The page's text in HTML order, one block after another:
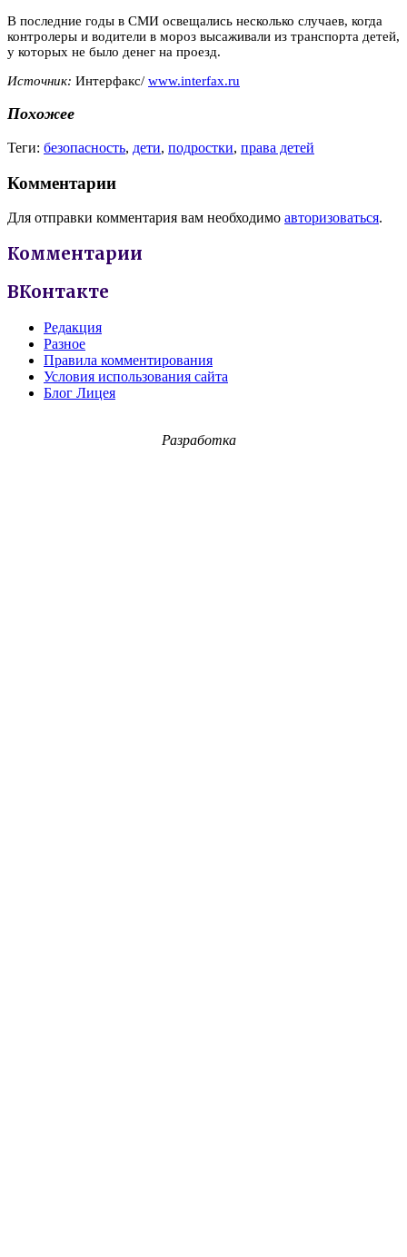
В последние годы в СМИ освещались несколько случаев, когда
контролеры и водители в мороз высаживали из транспорта детей,
у которых не было денег на проезд.
Источник: Интерфакс/ www.interfax.ru
Похожее
Теги: безопасность, дети, подростки, права детей
Комментарии
Для отправки комментария вам необходимо авторизоваться.
Комментарии
ВКонтакте
Редакция
Разное
Правила комментирования
Условия использования сайта
Блог Лицея
Разработка